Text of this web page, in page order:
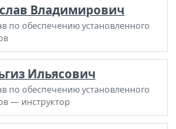
Владимирович
по обеспечению установленного
Ильясович
по обеспечению установленного
— инструктор